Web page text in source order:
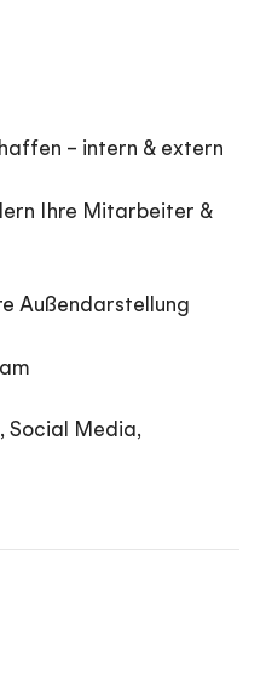
– intern & extern
Ihre Mitarbeiter &
Außendarstellung
Social Media,